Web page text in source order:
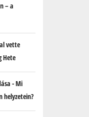
– a
vette
Hete
- Mi
helyzetein?